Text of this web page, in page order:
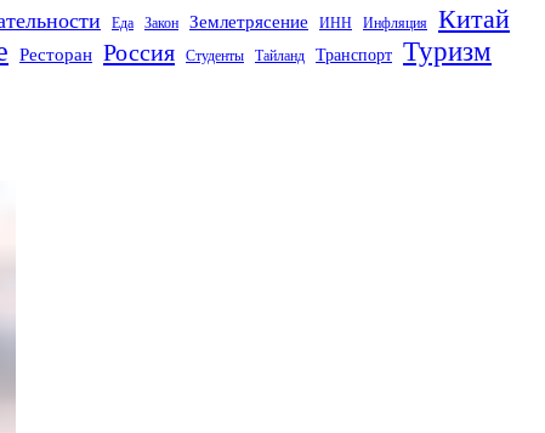
Еда Закон Землетрясение ИНН Инфляция Китай
Ресторан Россия Студенты Тайланд Транспорт Туризм